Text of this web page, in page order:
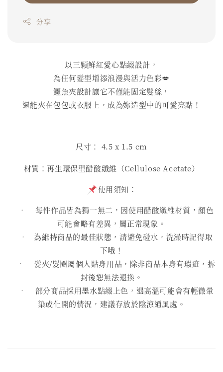
分享
以三顆鮮紅愛心點綴設計，
為任何髮型增添浪漫與活力色彩💋
鱷魚夾設計讓它不僅能固定髮絲，
還能夾在包包或衣服上，成為妳造型中的可愛亮點！
尺寸： 4.5 x 1.5 cm
材質：再生環保型醋酸纖維（Cellulose Acetate）
使用須知：
• 每件作品皆為獨一無二，因使用醋酸纖維材質，顏色
可能會略有差異，屬正常現象。
• 為維持商品的最佳狀態，請避免碰水，洗澡時記得取
下哦！
• 髮夾/髮圈屬個人貼身用品，除非商品本身有瑕疵，拆
封後恕無法退換。
• 部分商品採用墨水點綴上色，遇高溫可能會有輕微暈
染或化開的情況，建議存放於陰涼通風處。